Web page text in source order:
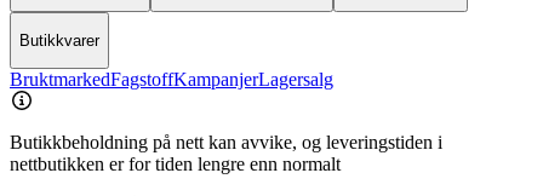
Butikkvarer
BruktmarkedFagstoffKampanjerLagersalg
Butikkbeholdning på nett kan avvike, og leveringstiden i
nettbutikken er for tiden lengre enn normalt